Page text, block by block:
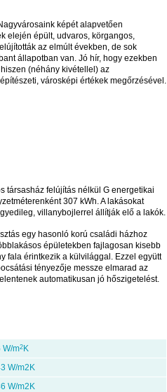
képét alapvetően
elején épült, udvaros, körgangos,
az elmúlt években, de sok
állapotban van. Jó hír, hogy ezekben
(néhány kivétellel) az
városképi értékek megőrzésével.
társasház felújítás nélkül G energetikai
307 kWh. A lakásokat
villanybojlerrel állítják elő a lakók.
egy hasonló korú családi házhoz
épületekben fajlagosan kisebb
fala érintkezik a külvilággal. Ezzel együtt
tényezője messze elmarad az
automatikusan jó hőszigetelést.
W/m2 K
W/m2K
W/m2K